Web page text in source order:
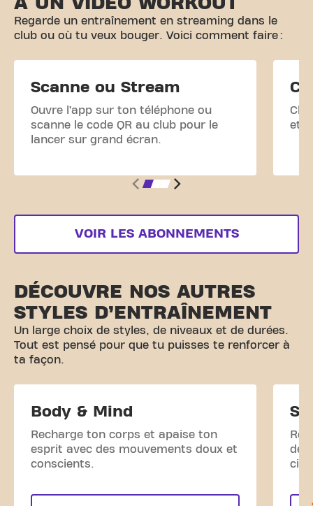
Regarde un entraînement en streaming dans le
club ou où tu veux bouger. Voici comment faire :
Scanne ou Stream
Ouvre l’app sur ton téléphone ou
scanne le code QR au club pour le
lancer sur grand écran.
et
VOIR LES ABONNEMENTS
DÉCOUVRE NOS AUTRES
STYLES D’ENTRAÎNEMENT
Un large choix de styles, de niveaux et de durées.
Tout est pensé pour que tu puisses te renforcer à
ta façon.
Body & Mind
Recharge ton corps et apaise ton
esprit avec des mouvements doux et
conscients.
des